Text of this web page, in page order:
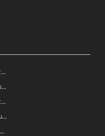
Bitcoin Pizza. Μία αξιοσημείωτη επέτειος.
Bitcoin και οι διαφορές του με τα παραδοσιακά νομίσματα
Blockchain. Η τεχνολογία πίσω από τα κρυπτονομίσματα
CFD κρυπτονομισμάτων. Πλεονεκτήματα και ευκαιρίες
Ethereum.Ένα ιδιαίτερο κρυπτονόμισμα-πλατφόρμα